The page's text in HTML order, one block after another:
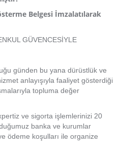
Belgesi İmzalatılarak
GÜVENCESİYLE​
günden bu yana dürüstlük ve
anlayışıyla faaliyet gösterdiği
topluma değer
ve sigorta işlemlerinizi 20
banka ve kurumlar
ödeme koşulları ile organize